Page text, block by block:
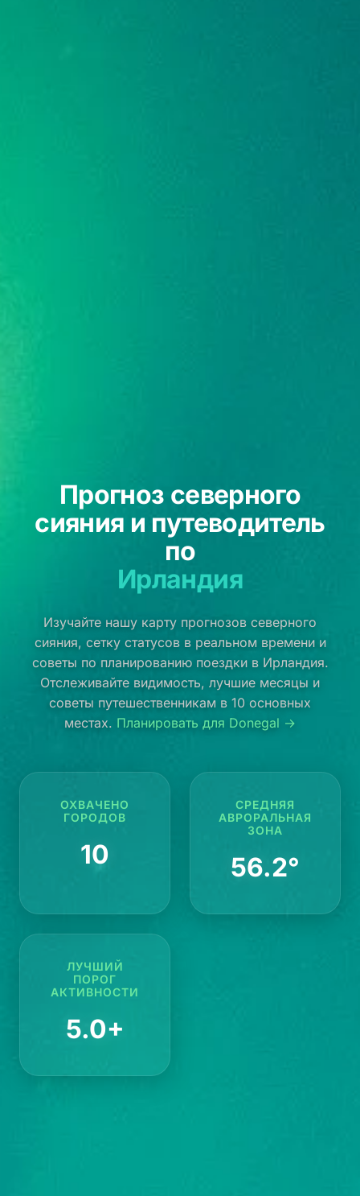
Прогноз северного
сияния и путеводитель
по
Ирландия
Изучайте нашу карту прогнозов северного
сияния, сетку статусов в реальном времени и
советы по планированию поездки в Ирландия.
Отслеживайте видимость, лучшие месяцы и
советы путешественникам в 10 основных
местах. Планировать для Donegal →
ОХВАЧЕНО
ГОРОДОВ
10
СРЕДНЯЯ
АВРОРАЛЬНАЯ
ЗОНА
56.2°
ЛУЧШИЙ
ПОРОГ
АКТИВНОСТИ
5.0+